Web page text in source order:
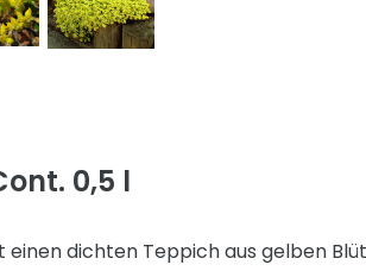
0,5 l
dichten Teppich aus gelben